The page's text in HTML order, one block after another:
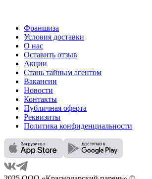
Франшиза
Условия доставки
О нас
Оставить отзыв
Акции
Стань тайным агентом
Вакансии
Новости
Контакты
Публичная оферта
Реквизиты
Политика конфиденциальности